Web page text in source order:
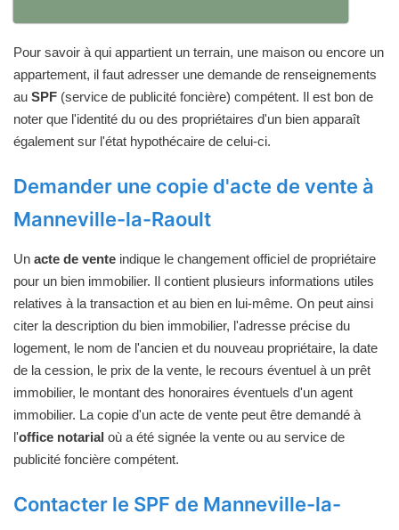
Pour savoir à qui appartient un terrain, une maison ou encore un
appartement, il faut adresser une demande de renseignements
au SPF (service de publicité foncière) compétent. Il est bon de
noter que l'identité du ou des propriétaires d'un bien apparaît
également sur l'état hypothécaire de celui-ci.
Demander une copie d'acte de vente à
Manneville-la-Raoult
Un acte de vente indique le changement officiel de propriétaire
pour un bien immobilier. Il contient plusieurs informations utiles
relatives à la transaction et au bien en lui-même. On peut ainsi
citer la description du bien immobilier, l'adresse précise du
logement, le nom de l'ancien et du nouveau propriétaire, la date
de la cession, le prix de la vente, le recours éventuel à un prêt
immobilier, le montant des honoraires éventuels d'un agent
immobilier. La copie d'un acte de vente peut être demandé à
l'office notarial où a été signée la vente ou au service de
publicité foncière compétent.
Contacter le SPF de Manneville-la-